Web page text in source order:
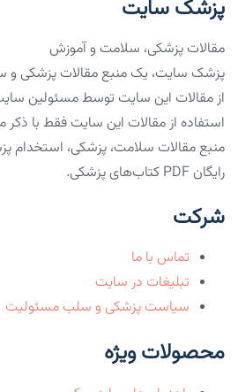
پزشک سایت
مقالات پزشکی، سلامت و آموزش
پزشک سایت، یک منبع مقالات پزشکی
از مقالات این سایت توسط مسئولین
استفاده از مقالات این سایت فقط با
منبع مقالات سلامت، پزشکی، استخدام
رایگان PDF کتاب‌های پزشکی.
شرکت
تماس با ما
تبلیغات در سایت
سیاست پزشکی و سلب مسئولیت
محصولات ویژه